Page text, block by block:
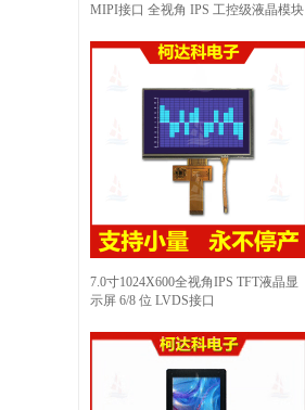
MIPI接口 全视角 IPS 工控级液晶模块
7.0寸1024X600全视角IPS TFT液晶显
示屏 6/8 位 LVDS接口